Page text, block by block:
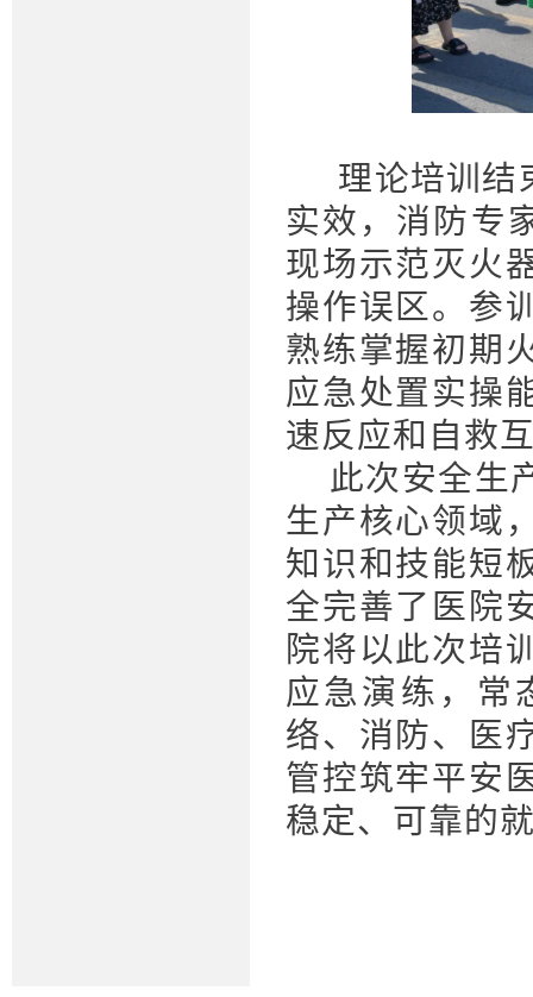
理论培训结
实效，消防专
现场示范灭火
操作误区。参
熟练掌握初期
应急处置实操
速反应和自救
此次安全生
生产核心领域
知识和技能短
全完善了医院
院将以此次培
应急演练，常
络、消防、医
管控筑牢平安
稳定、可靠的